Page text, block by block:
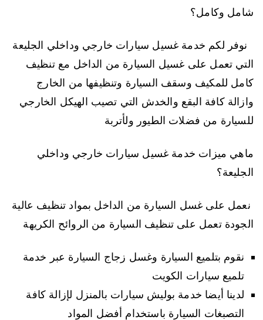
شامل وكامل؟
نوفر لكم خدمة غسيل سيارات خارجي وداخلي الجليعة
التي تعمل على غسيل السيارة من الداخل مع تنظيف
كامل للمكيف وسقف السيارة وتنظيفها من الخارج
وازالة كافة البقع والخدش التي تصيب الهيكل الخارجي
للسيارة من فضلات الطيور ولأتربة
ماهي ميزات خدمة غسيل سيارات خارجي وداخلي
الجليعة؟
نعمل على غسل السيارة من الداخل بمواد تنظيف عالية
الجودة تعمل على تنظيف السيارة من الروائح الكريهة
نقوم بتلميع السيارة وغسل زجاج السيارة عبر خدمة
تلميع سيارات الكويت
لدينا أيضا خدمة بوليش سيارات بالمنزل لإزالة كافة
التصبغات السيارة باستخدام أفضل المواد